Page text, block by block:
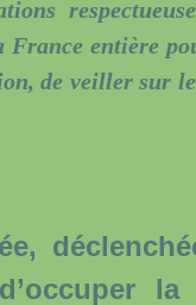
France entière
de veiller sur
la